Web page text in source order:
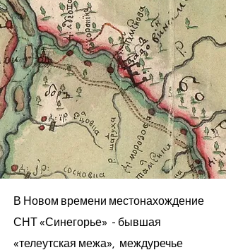
В Новом времени местонахождение
СНТ «Синегорье» - бывшая
«телеутская межа», междуречье